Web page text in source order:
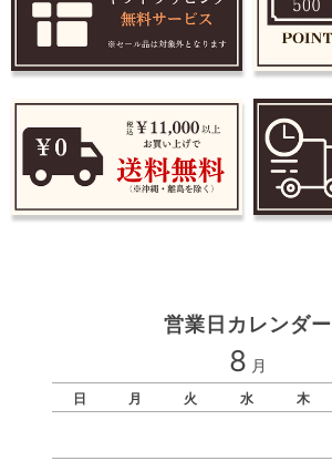
営業日カレンダー
8 月
日 月 火 水 木